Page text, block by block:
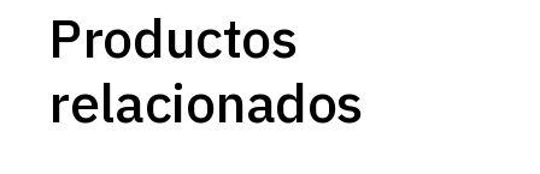
Productos
relacionados